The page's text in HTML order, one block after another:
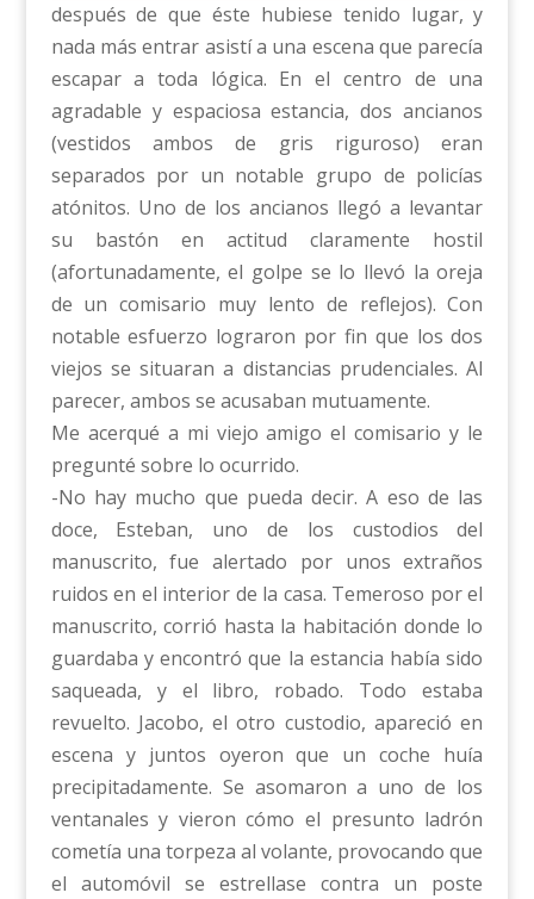
después de que éste hubiese tenido lugar, y
nada más entrar asistí a una escena que parecía
escapar a toda lógica. En el centro de una
agradable y espaciosa estancia, dos ancianos
(vestidos ambos de gris riguroso) eran
separados por un notable grupo de policías
atónitos. Uno de los ancianos llegó a levantar
su bastón en actitud claramente hostil
(afortunadamente, el golpe se lo llevó la oreja
de un comisario muy lento de reflejos). Con
notable esfuerzo lograron por fin que los dos
viejos se situaran a distancias prudenciales. Al
parecer, ambos se acusaban mutuamente.
Me acerqué a mi viejo amigo el comisario y le
pregunté sobre lo ocurrido.
-No hay mucho que pueda decir. A eso de las
doce, Esteban, uno de los custodios del
manuscrito, fue alertado por unos extraños
ruidos en el interior de la casa. Temeroso por el
manuscrito, corrió hasta la habitación donde lo
guardaba y encontró que la estancia había sido
saqueada, y el libro, robado. Todo estaba
revuelto. Jacobo, el otro custodio, apareció en
escena y juntos oyeron que un coche huía
precipitadamente. Se asomaron a uno de los
ventanales y vieron cómo el presunto ladrón
cometía una torpeza al volante, provocando que
el automóvil se estrellase contra un poste